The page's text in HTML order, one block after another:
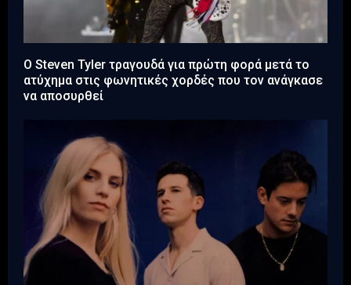
Ο Steven Tyler τραγουδά για πρώτη φορά μετά το
ατύχημα στις φωνητικές χορδές που τον ανάγκασε
να αποσυρθεί